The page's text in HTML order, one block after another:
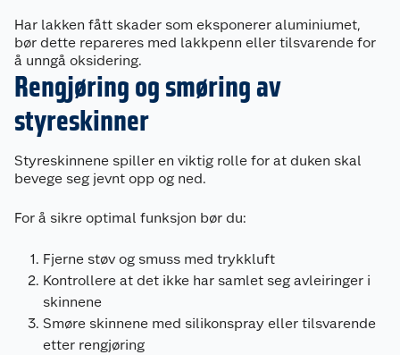
Har lakken fått skader som eksponerer aluminiumet,
bør dette repareres med lakkpenn eller tilsvarende for
å unngå oksidering.
Rengjøring og smøring av
styreskinner
Styreskinnene spiller en viktig rolle for at duken skal
bevege seg jevnt opp og ned.
For å sikre optimal funksjon bør du:
Fjerne støv og smuss med trykkluft
Kontrollere at det ikke har samlet seg avleiringer i
skinnene
Smøre skinnene med silikonspray eller tilsvarende
etter rengjøring